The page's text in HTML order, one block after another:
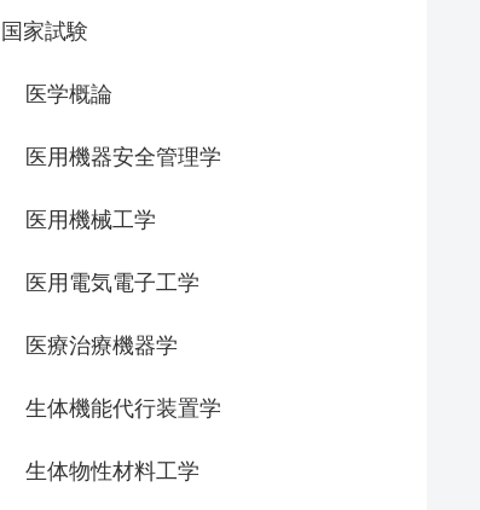
国家試験
医学概論
医用機器安全管理学
医用機械工学
医用電気電子工学
医療治療機器学
生体機能代行装置学
生体物性材料工学